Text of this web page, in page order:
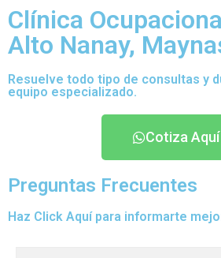
Clínica
Alto Nanay,
Resuelve todo tipo de consultas y
equipo especializado.
Cotiza Aquí
Preguntas Frecuentes
Haz Click Aquí para informarte